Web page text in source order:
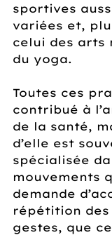
sportives
variées et,
celui des arts
du yoga.
Toutes ces
contribué à
de la santé,
d’elle est
spécialisée
mouvements
demande
répétition des
gestes, que